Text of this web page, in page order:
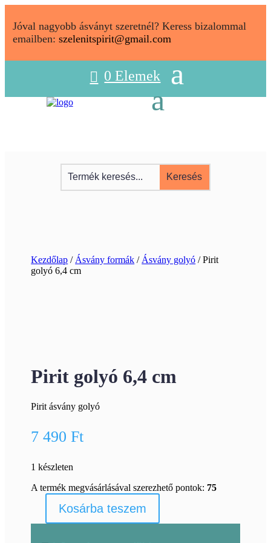
Jóval nagyobb ásványt szeretnél? Keress bizalommal
emailben: szelenitspirit@gmail.com
0 Elemek
Kezdőlap / Ásvány formák / Ásvány golyó / Pirit
golyó 6,4 cm
Pirit golyó 6,4 cm
Pirit ásvány golyó
7 490Ft
1 készleten
A termék megvásárlásával szerezhető pontok: 75
golyó
Kosárba teszem